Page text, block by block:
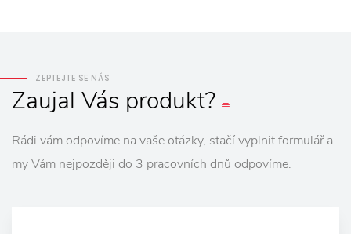
ZEPTEJTE SE NÁS
Zaujal Vás produkt?
Rádi vám odpovíme na vaše otázky, stačí vyplnit formulář a
my Vám nejpozději do 3 pracovních dnů odpovíme.